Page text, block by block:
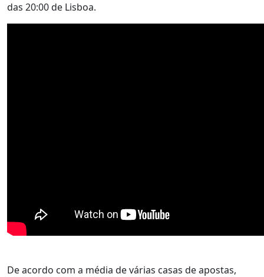
das 20:00 de Lisboa.
De acordo com a média de várias casas de apostas,